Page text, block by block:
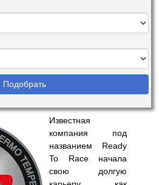
Известная
компания под
названием Ready
To Race начала
свою долгую